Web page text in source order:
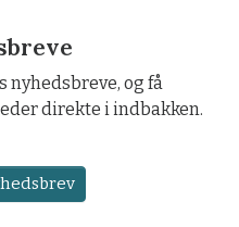
nyhedsbreve, og få
direkte i indbakken.